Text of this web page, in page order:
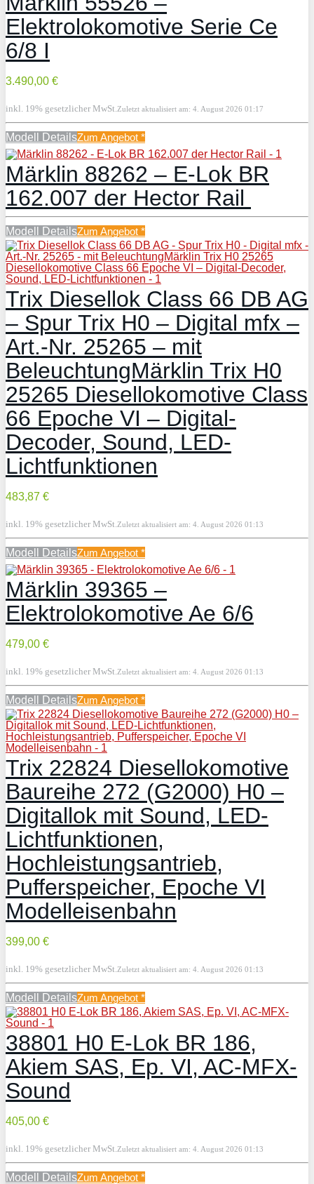
Elektrolokomotive Serie Ce
6/8 I
3.490,00 €
inkl. 19% gesetzlicher MwSt. Zuletzt aktualisiert am: 4. August 2026 01:17
Modell DetailsZum Angebot *
Märklin 88262 – E-Lok BR
162.007 der Hector Rail
Modell DetailsZum Angebot *
Trix Diesellok Class 66 DB AG
– Spur Trix H0 – Digital mfx –
Art.-Nr. 25265 – mit
BeleuchtungMärklin Trix H0
25265 Diesellokomotive Class
66 Epoche VI – Digital-
Decoder, Sound, LED-
Lichtfunktionen
483,87 €
inkl. 19% gesetzlicher MwSt. Zuletzt aktualisiert am: 4. August 2026 01:13
Modell DetailsZum Angebot *
Märklin 39365 –
Elektrolokomotive Ae 6/6
479,00 €
inkl. 19% gesetzlicher MwSt. Zuletzt aktualisiert am: 4. August 2026 01:13
Modell DetailsZum Angebot *
Trix 22824 Diesellokomotive
Baureihe 272 (G2000) H0 –
Digitallok mit Sound, LED-
Lichtfunktionen,
Hochleistungsantrieb,
Pufferspeicher, Epoche VI
Modelleisenbahn
399,00 €
inkl. 19% gesetzlicher MwSt. Zuletzt aktualisiert am: 4. August 2026 01:13
Modell DetailsZum Angebot *
38801 H0 E-Lok BR 186,
Akiem SAS, Ep. VI, AC-MFX-
Sound
405,00 €
inkl. 19% gesetzlicher MwSt. Zuletzt aktualisiert am: 4. August 2026 01:13
Modell DetailsZum Angebot *